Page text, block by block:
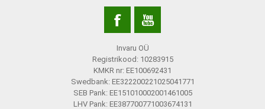
Invaru OÜ
Registrikood: 10283915
KMKR nr: EE100692431
Swedbank: EE322200221025041771
SEB Pank: EE151010002001461005
LHV Pank: EE387700771003674131